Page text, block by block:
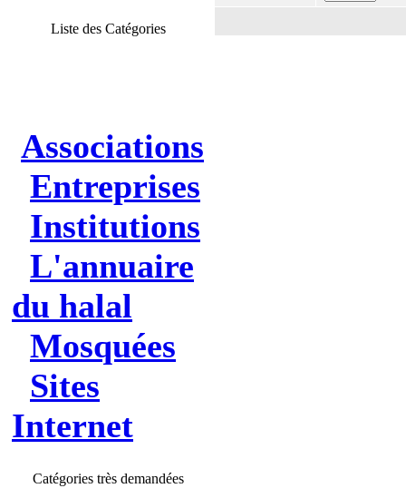
Liste des Catégories
Associations
Entreprises
Institutions
L'annuaire
du halal
Mosquées
Sites
Internet
Catégories très demandées